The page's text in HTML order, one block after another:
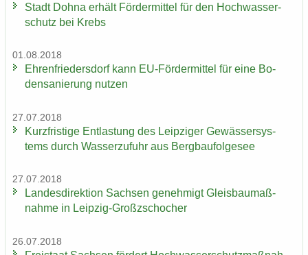
Stadt Dohna er­hält För­der­mit­tel für den Hoch­was­ser­
schutz bei Krebs
01.08.2018
Eh­ren­frie­ders­dorf kann EU-​Fördermittel für eine Bo­
den­sa­nie­rung nut­zen
27.07.2018
Kurz­fris­ti­ge Ent­las­tung des Leip­zi­ger Ge­wäs­ser­sys­
tems durch Was­ser­zu­fuhr aus Berg­bau­fol­ge­see
27.07.2018
Lan­des­di­rek­ti­on Sach­sen ge­neh­migt Gleis­bau­maß­
nah­me in Leipzig-​Großzschocher
26.07.2018